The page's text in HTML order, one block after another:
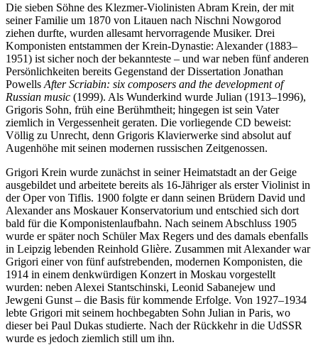
Die sieben Söhne des Klezmer-Violinisten Abram Krein, der mit
seiner Familie um 1870 von Litauen nach Nischni Nowgorod
ziehen durfte, wurden allesamt hervorragende Musiker. Drei
Komponisten entstammen der Krein-Dynastie: Alexander (1883–
1951) ist sicher noch der bekannteste – und war neben fünf anderen
Persönlichkeiten bereits Gegenstand der Dissertation Jonathan
Powells After Scriabin: six composers and the development of
Russian music (1999). Als Wunderkind wurde Julian (1913–1996),
Grigoris Sohn, früh eine Berühmtheit; hingegen ist sein Vater
ziemlich in Vergessenheit geraten. Die vorliegende CD beweist:
Völlig zu Unrecht, denn Grigoris Klavierwerke sind absolut auf
Augenhöhe mit seinen modernen russischen Zeitgenossen.
Grigori Krein wurde zunächst in seiner Heimatstadt an der Geige
ausgebildet und arbeitete bereits als 16-Jähriger als erster Violinist in
der Oper von Tiflis. 1900 folgte er dann seinen Brüdern David und
Alexander ans Moskauer Konservatorium und entschied sich dort
bald für die Komponistenlaufbahn. Nach seinem Abschluss 1905
wurde er später noch Schüler Max Regers und des damals ebenfalls
in Leipzig lebenden Reinhold Glière. Zusammen mit Alexander war
Grigori einer von fünf aufstrebenden, modernen Komponisten, die
1914 in einem denkwürdigen Konzert in Moskau vorgestellt
wurden: neben Alexei Stantschinski, Leonid Sabanejew und
Jewgeni Gunst – die Basis für kommende Erfolge. Von 1927–1934
lebte Grigori mit seinem hochbegabten Sohn Julian in Paris, wo
dieser bei Paul Dukas studierte. Nach der Rückkehr in die UdSSR
wurde es jedoch ziemlich still um ihn.